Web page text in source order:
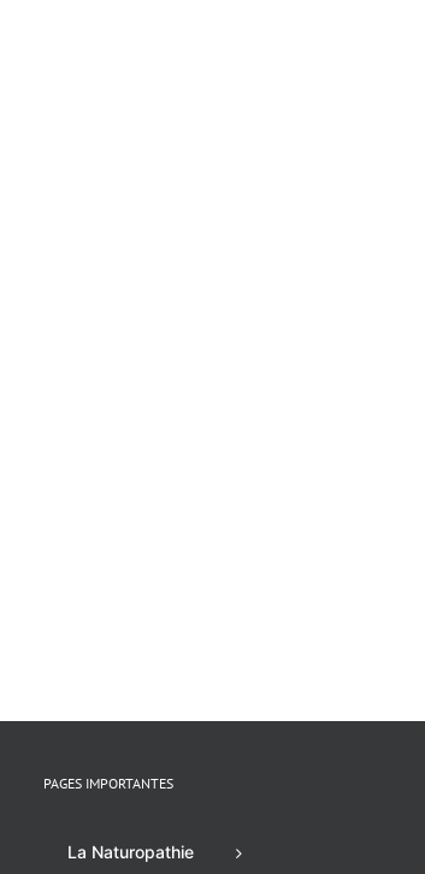
PAGES IMPORTANTES
La Naturopathie